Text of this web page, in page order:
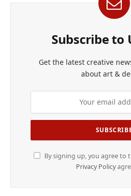
Subscribe to
Get the latest creative
about art &
By signing up, you agree to
Privacy Policy